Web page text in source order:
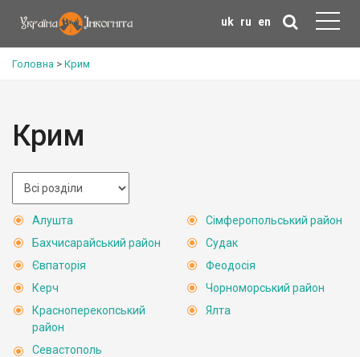
uk ru en
Головна > Крим
Крим
Алушта
Бахчисарайський район
Євпаторія
Керч
Красноперекопський
район
Севастополь
Сімферопольський район
Судак
Феодосія
Чорноморський район
Ялта